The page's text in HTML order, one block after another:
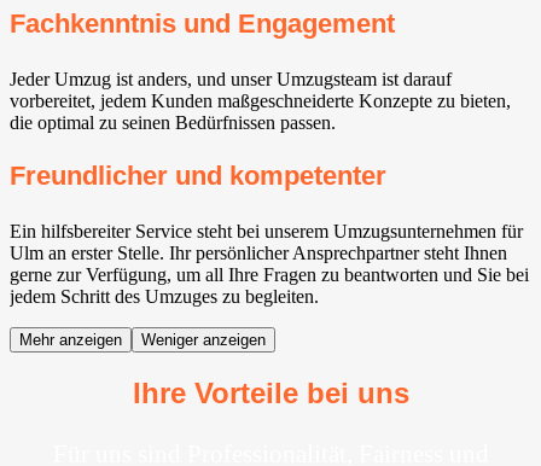
Fachkenntnis und Engagement
Jeder Umzug ist anders, und unser Umzugsteam ist darauf
vorbereitet, jedem Kunden maßgeschneiderte Konzepte zu bieten,
die optimal zu seinen Bedürfnissen passen.
Freundlicher und kompetenter
Ein hilfsbereiter Service steht bei unserem Umzugsunternehmen für
Ulm an erster Stelle. Ihr persönlicher Ansprechpartner steht Ihnen
gerne zur Verfügung, um all Ihre Fragen zu beantworten und Sie bei
jedem Schritt des Umzuges zu begleiten.
Mehr anzeigen Weniger anzeigen
Ihre Vorteile bei uns